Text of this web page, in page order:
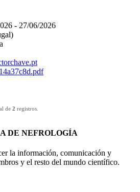
- 27/06/2026
de 2 registros.
DE NEFROLOGÍA
la información, comunicación y
y el resto del mundo científico.